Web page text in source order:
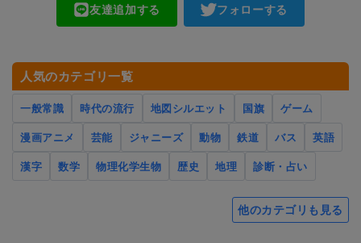
友達追加する フォローする
人気のカテゴリ一覧
一般常識 時代の流行 地図シルエット 国旗
ゲーム
漫画アニメ
芸能 ジャニーズ 動物 鉄道 バス
英語
漢字
数学 物理化学生物 歴史 地理 診断・占い
他のカテゴリも見る